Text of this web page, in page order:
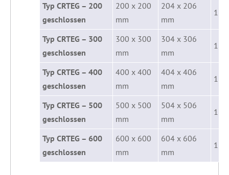
Typ CRTEG – 200
geschlossen
200 x 200
mm
204 x 206
mm
Typ CRTEG – 300
geschlossen
300 x 300
mm
304 x 306
mm
Typ CRTEG – 400
geschlossen
400 x 400
mm
404 x 406
mm
Typ CRTEG – 500
geschlossen
500 x 500
mm
504 x 506
mm
Typ CRTEG – 600
geschlossen
600 x 600
mm
604 x 606
mm